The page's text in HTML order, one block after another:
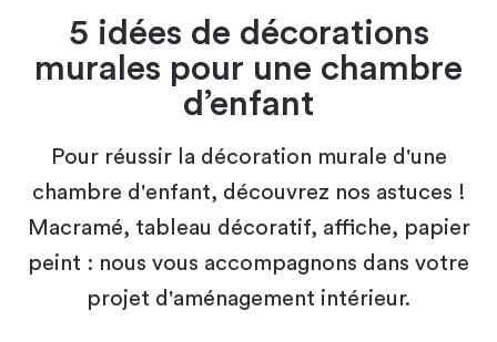
5 idées de décorations
murales pour une chambre
d’enfant​
Pour réussir la décoration murale d'une
chambre d'enfant​, découvrez nos astuces !
Macramé, tableau décoratif, affiche, papier
peint : nous vous accompagnons dans votre
projet d'aménagement intérieur.